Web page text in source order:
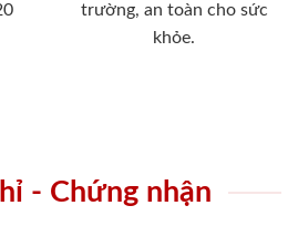
trường, an toàn cho sức
khỏe.
- Chứng nhận